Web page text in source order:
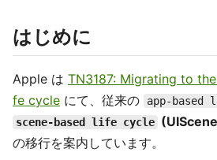
はじめに
Apple は TN3187: Migrating to
fe cycle にて、従来の app-
scene-based life cycle
の移行を案内しています。